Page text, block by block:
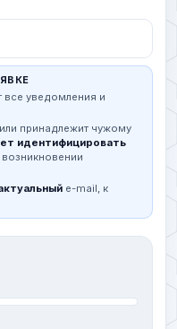
все уведомления и
или принадлежит чужому
идентифицировать
e-mail, к